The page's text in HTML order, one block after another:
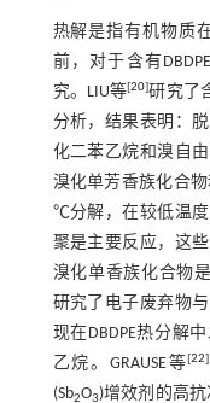
热解是指有机物质
前，对于含有
究。LIU等[20]研究了
分析，结果表明：
化二苯乙烷和溴自
溴化单芳香族化合物
℃分解，在较低温
聚是主要反应，这
溴化单香族化合物
研究了电子废弃物
现在DBDPE热分解
乙烷。GRAUSE等[22]
(Sb2O3)增效剂的高